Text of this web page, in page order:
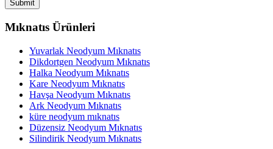
Mıknatıs Ürünleri
Yuvarlak Neodyum Mıknatıs
Dikdortgen Neodyum Mıknatıs
Halka Neodyum Mıknatıs
Kare Neodyum Mıknatıs
Havşa Neodyum Mıknatıs
Ark Neodyum Mıknatıs
küre neodyum mıknatıs
Düzensiz Neodyum Mıknatıs
Silindirik Neodyum Mıknatıs